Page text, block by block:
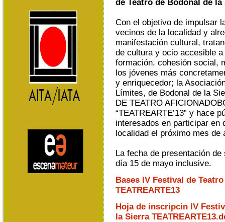
de Teatro de Bodonal de la
Con el objetivo de impulsar
vecinos de la localidad y
manifestación cultural,
de cultura y ocio accesible
formación, cohesión social,
los jóvenes más
y enriquecedor; la
Límites, de Bodonal de la
DE TEATRO
“TEATREARTE’13” y hace
interesados en participar en
localidad el próximo mes de
La fecha de presentación
día 15 de mayo inclusive.
Bases IV Festival de
TEATREARTE13
Hoja de inscripcin IV
la Sierra